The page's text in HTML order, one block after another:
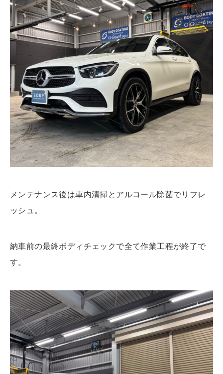
メンテナンス後は車内清掃とアルコール除菌でリフレ
ッシュ。
納車前の最終ボディチェックで全て作業工程が終了で
す。